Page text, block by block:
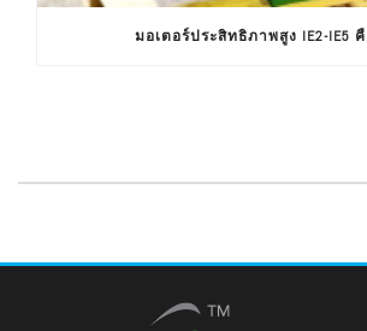
มอเตอร์ประสิทธิภาพสูง IE2-IE5